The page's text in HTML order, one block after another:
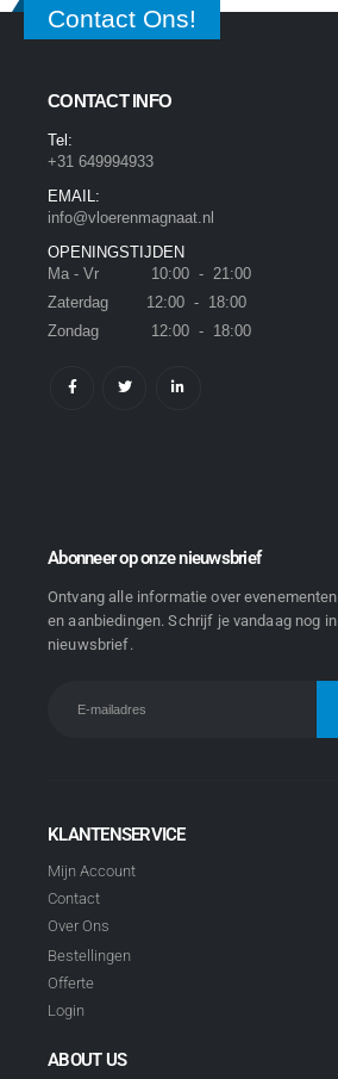
Contact Ons!
CONTACT INFO
Tel:
+31 649994933
EMAIL:
info@vloerenmagnaat.nl
OPENINGSTIJDEN
Ma - Vr 10:00 - 21:00
Zaterdag 12:00 - 18:00
Zondag 12:00 - 18:00
Abonneer op onze nieuwsbrief
Ontvang alle informatie over
en aanbiedingen. Schrijf je vandaag nog
nieuwsbrief.
KLANTENSERVICE
Mijn Account
Contact
Over Ons
Bestellingen
Offerte
Login
ABOUT US